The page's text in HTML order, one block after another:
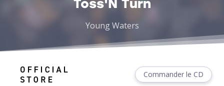
Toss'N Turn
Young Waters
Commander le CD